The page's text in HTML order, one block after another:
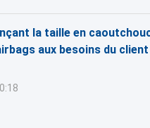
la taille en
aux besoins du